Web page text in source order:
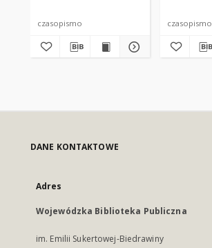
czasopismo czasopismo
DANE KONTAKTOWE
Adres
Wojewódzka Biblioteka Publiczna
im. Emilii Sukertowej-Biedrawiny